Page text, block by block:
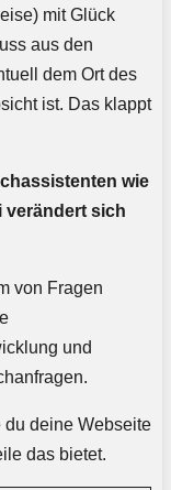
mit Glück
aus den
dem Ort des
ist. Das klappt
wie
verändert sich
von Fragen
und
du deine Webseite
das bietet.